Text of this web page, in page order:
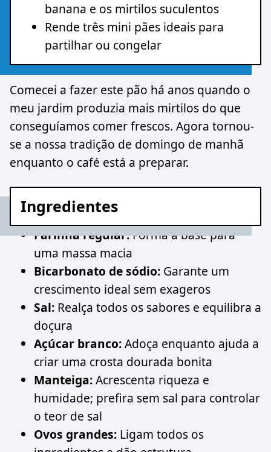
banana e os mirtilos suculentos
Rende três mini pães ideais para
partilhar ou congelar
Comecei a fazer este pão há anos quando o
meu jardim produzia mais mirtilos do que
conseguíamos comer frescos. Agora tornou-
se a nossa tradição de domingo de manhã
enquanto o café está a preparar.
Ingredientes
Farinha regular:Forma a base para
uma massa macia
Bicarbonato de sódio: Garante um
crescimento ideal sem exageros
Sal: Realça todos os sabores e equilibra a
doçura
Açúcar branco:Adoça enquanto ajuda a
criar uma crosta dourada bonita
Manteiga:Acrescenta riqueza e
humidade; prefira sem sal para controlar
o teor de sal
Ovos grandes: Ligam todos os